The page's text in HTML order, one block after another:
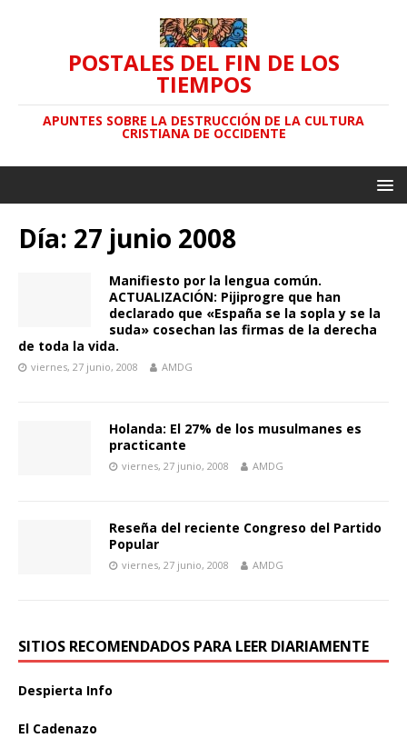
POSTALES DEL FIN DE LOS
TIEMPOS
APUNTES SOBRE LA DESTRUCCIÓN DE LA CULTURA
CRISTIANA DE OCCIDENTE
Día: 27 junio 2008
Manifiesto por la lengua común.
ACTUALIZACIÓN: Pijiprogre que han
declarado que «España se la sopla y se la
suda» cosechan las firmas de la derecha
de toda la vida.
viernes, 27 junio, 2008 AMDG
Holanda: El 27% de los musulmanes es
practicante
viernes, 27 junio, 2008 AMDG
Reseña del reciente Congreso del Partido
Popular
viernes, 27 junio, 2008 AMDG
SITIOS RECOMENDADOS PARA LEER DIARIAMENTE
Despierta Info
El Cadenazo